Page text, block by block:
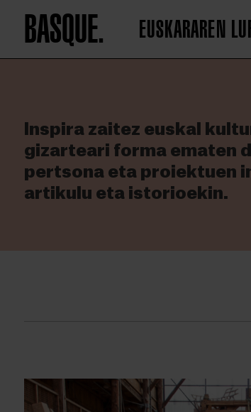
BASQUE. EUSKARAREN
Inspira zaitez euskal
gizarteari forma ematen
pertsona eta proiektuen
artikulu eta istorioekin.